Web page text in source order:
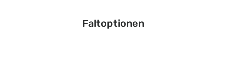
Faltoptionen